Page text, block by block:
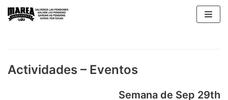
Saltar
Actividades – Eventos
Semana de Sep 29th